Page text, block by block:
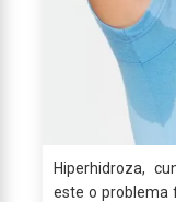
Hiperhidroza,
este o problema